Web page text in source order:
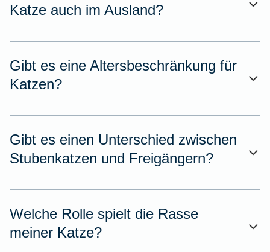
Katze auch im Ausland?
Gibt es eine Altersbeschränkung für
Katzen?
Gibt es einen Unterschied zwischen
Stubenkatzen und Freigängern?
Welche Rolle spielt die Rasse
meiner Katze?